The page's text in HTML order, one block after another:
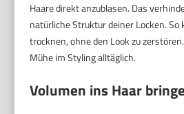
Haare direkt anzublasen. Das
natürliche Struktur deiner Locken.
trocknen, ohne den Look zu
Mühe im Styling alltäglich.
Volumen ins Haar